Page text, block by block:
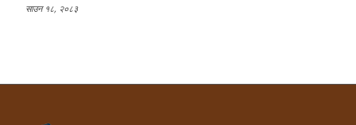
साउन १८, २०८३